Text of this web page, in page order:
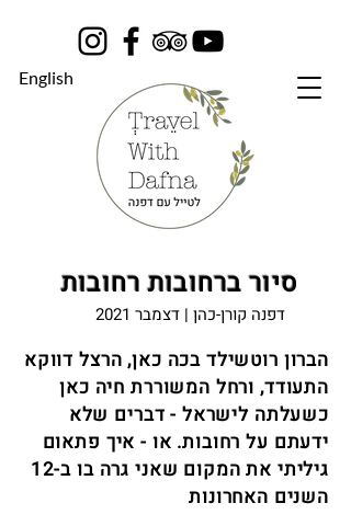
English
סיור ברחובות רחובות
דפנה קורן-כהן | דצמבר 2021
הברון רוטשילד בכה כאן, הרצל דווקא
התעודד, ורחל המשוררת חיה כאן
כשעלתה לישראל - דברים שלא
ידעתם על רחובות. או - איך פתאום
גיליתי את המקום שאני גרה בו ב-12
השנים האחרונות